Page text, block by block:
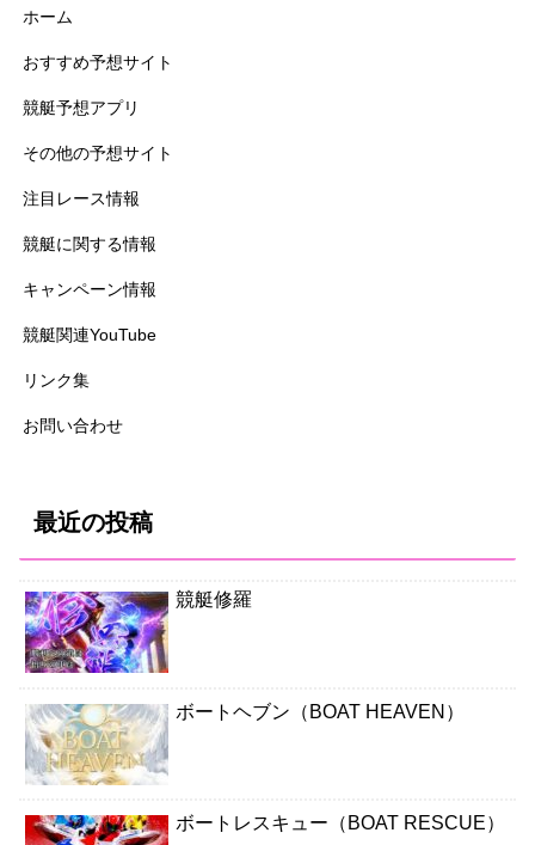
ホーム
おすすめ予想サイト
競艇予想アプリ
その他の予想サイト
注目レース情報
競艇に関する情報
キャンペーン情報
競艇関連YouTube
リンク集
お問い合わせ
最近の投稿
競艇修羅
ボートヘブン（BOAT HEAVEN）
ボートレスキュー（BOAT RESCUE）